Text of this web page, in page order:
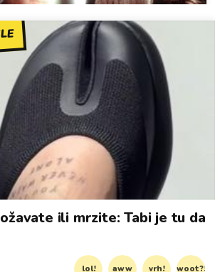
ili mrzite: Tabi je tu da
lol! aww vrh! woot?!